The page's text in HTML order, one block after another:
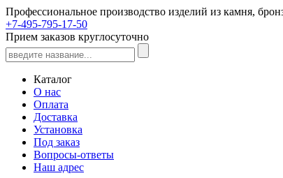
Профессиональное производство изделий из камня,
+7-495-795-17-50
Прием заказов круглосуточно
Каталог
О нас
Оплата
Доставка
Установка
Под заказ
Вопросы-ответы
Наш адрес